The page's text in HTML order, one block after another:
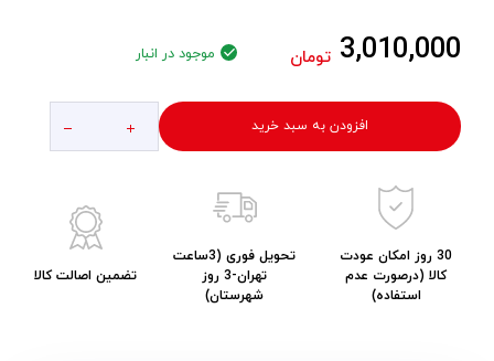
3,010,000 تومان موجود در انبار
افزودن به سبد خرید
30 روز امکان عودت
کالا (درصورت عدم
استفاده)
تحویل فوری (3ساعت
تهران-3 روز
شهرستان)
تضمین اصالت کالا